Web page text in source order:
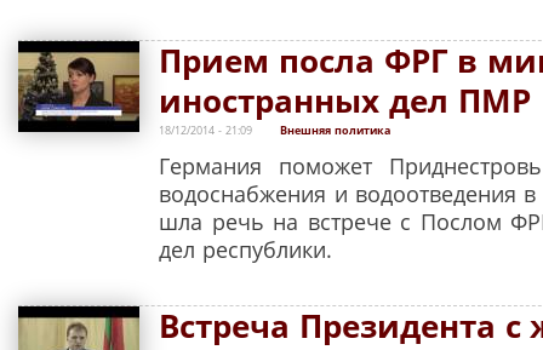
Прием посла ФРГ в
иностранных дел ПМР
18/12/2014 - 21:09 Внешняя политика
Германия поможет
водоснабжения и водоотведения
шла речь на встрече с Послом
дел республики.
Встреча Президента